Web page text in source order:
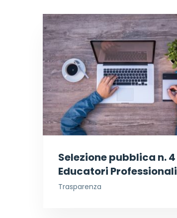
Selezione pubblica n. 4
Educatori Professionali
Trasparenza